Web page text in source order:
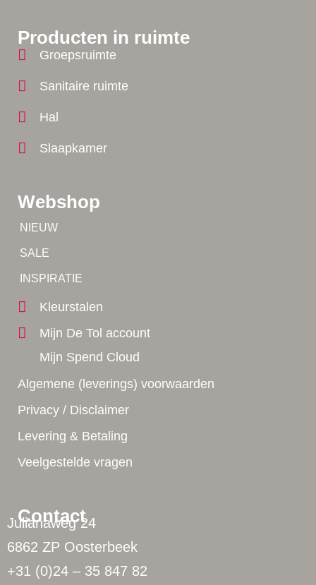
Contact
Julianaweg 24
6862 ZP Oosterbeek
+31 (0)24 – 35 847 82
Webshop
NIEUW
SALE
INSPIRATIE
Kleurstalen
Mijn De Tol account
Mijn Spend Cloud
Algemene (leverings) voorwaarden
Privacy / Disclaimer
Levering & Betaling
Veelgestelde vragen
Producten in ruimte
Groepsruimte
Sanitaire ruimte
Hal
Slaapkamer